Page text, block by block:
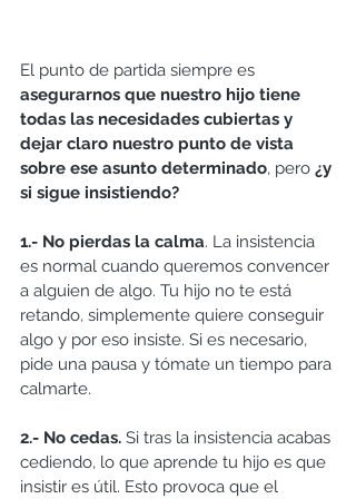
El punto de partida siempre es
asegurarnos que nuestro hijo tiene
todas las necesidades cubiertas y
dejar claro nuestro punto de vista
sobre ese asunto determinado, pero ¿y
si sigue insistiendo?
1.- No pierdas la calma. La insistencia
es normal cuando queremos convencer
a alguien de algo. Tu hijo no te está
retando, simplemente quiere conseguir
algo y por eso insiste. Si es necesario,
pide una pausa y tómate un tiempo para
calmarte.
2.- No cedas. Si tras la insistencia acabas
cediendo, lo que aprende tu hijo es que
insistir es útil. Esto provoca que el